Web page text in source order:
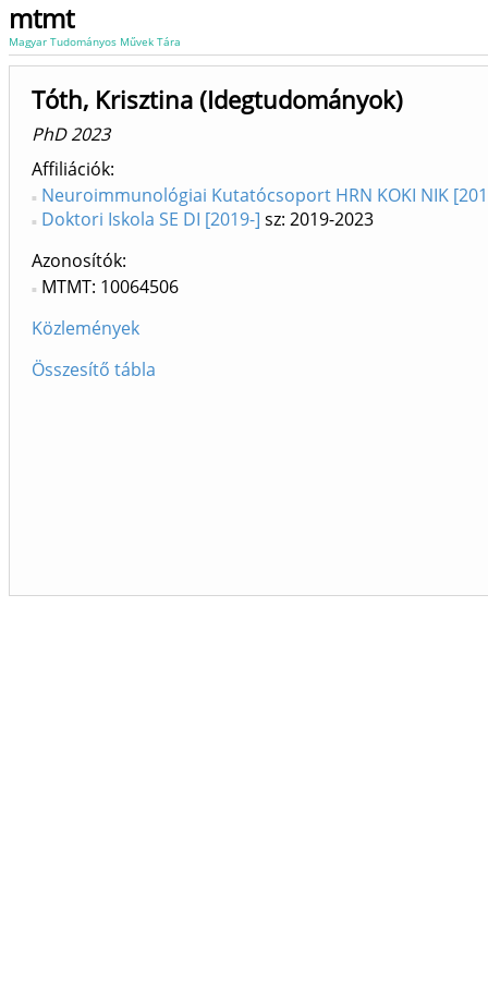
mtmt
Magyar Tudományos Művek Tára
Tóth, Krisztina (Idegtudományok)
PhD 2023
Affiliációk
Neuroimmunológiai Kutatócsoport HRN KOKI NIK
Doktori Iskola SE DI [2019-] sz: 2019-2023
Azonosítók
MTMT: 10064506
Közlemények
Összesítő tábla